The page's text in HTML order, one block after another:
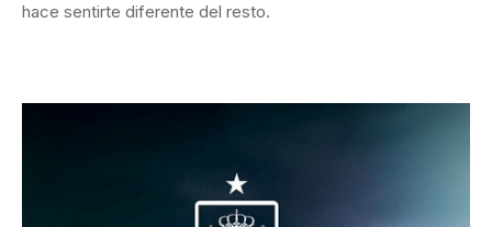
hace sentirte diferente del resto.